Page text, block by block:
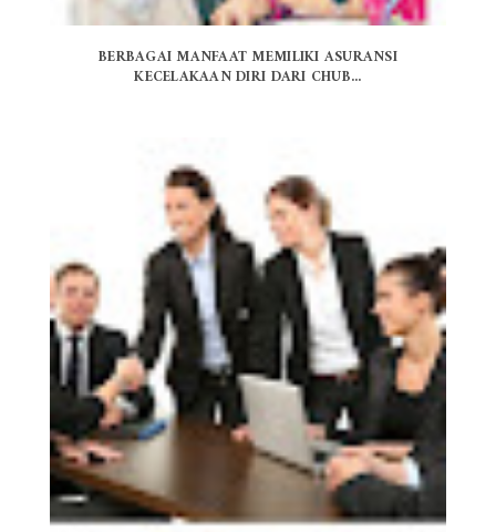
BERBAGAI MANFAAT MEMILIKI ASURANSI
KECELAKAAN DIRI DARI CHUB...